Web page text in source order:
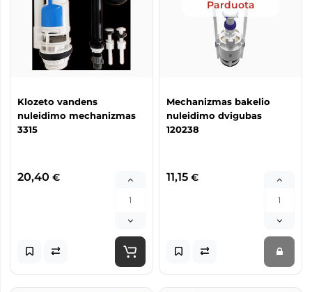
Klozeto vandens
nuleidimo mechanizmas
3315
20,40 €
Parduota
Mechanizmas bakelio
nuleidimo dvigubas
120238
11,15 €